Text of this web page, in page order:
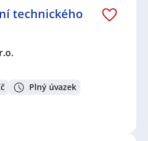
technického
Plný úvazek